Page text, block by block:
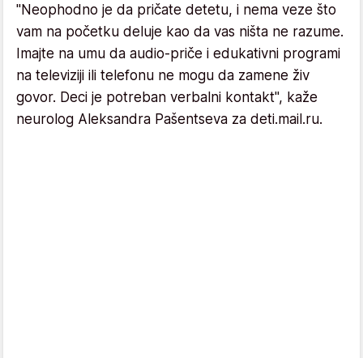
"Neophodno je da pričate detetu, i nema veze što
vam na početku deluje kao da vas ništa ne razume.
Imajte na umu da audio-priče i edukativni programi
na televiziji ili telefonu ne mogu da zamene živ
govor. Deci je potreban verbalni kontakt", kaže
neurolog Aleksandra Pašentseva za deti.mail.ru.